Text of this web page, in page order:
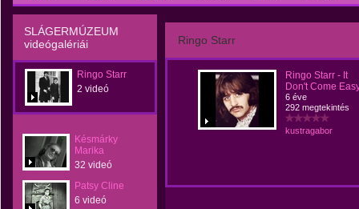
SLÁGERMÚZEUM
videógalériái
Ringo Starr
2 videó
Késmárky
Marika
32 videó
Patsy Cline
6 videó
Ringo Starr
Ringo Starr - It
Don't Come
6 éve
292 megtekintés
kustragabor